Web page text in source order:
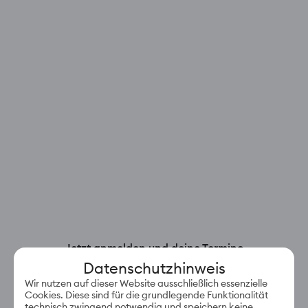
Jetzt anmelden und deine Termine
einfach in deinem Account verwalten.
E-Mail-Adresse
Datenschutzhinweis
Wir nutzen auf dieser Website ausschließlich essenzielle
Cookies. Diese sind für die grundlegende Funktionalität